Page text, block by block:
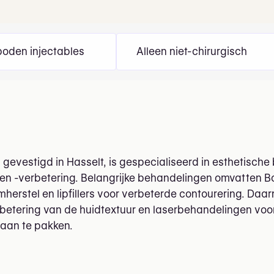
injectables Alleen niet-chirurgisch
gevestigd in Hasselt, is gespecialiseerd in
-verbetering. Belangrijke behandelingen omvatten
en lipfillers voor verbeterde contourering.
van de huidtextuur en laserbehandelingen
te pakken.